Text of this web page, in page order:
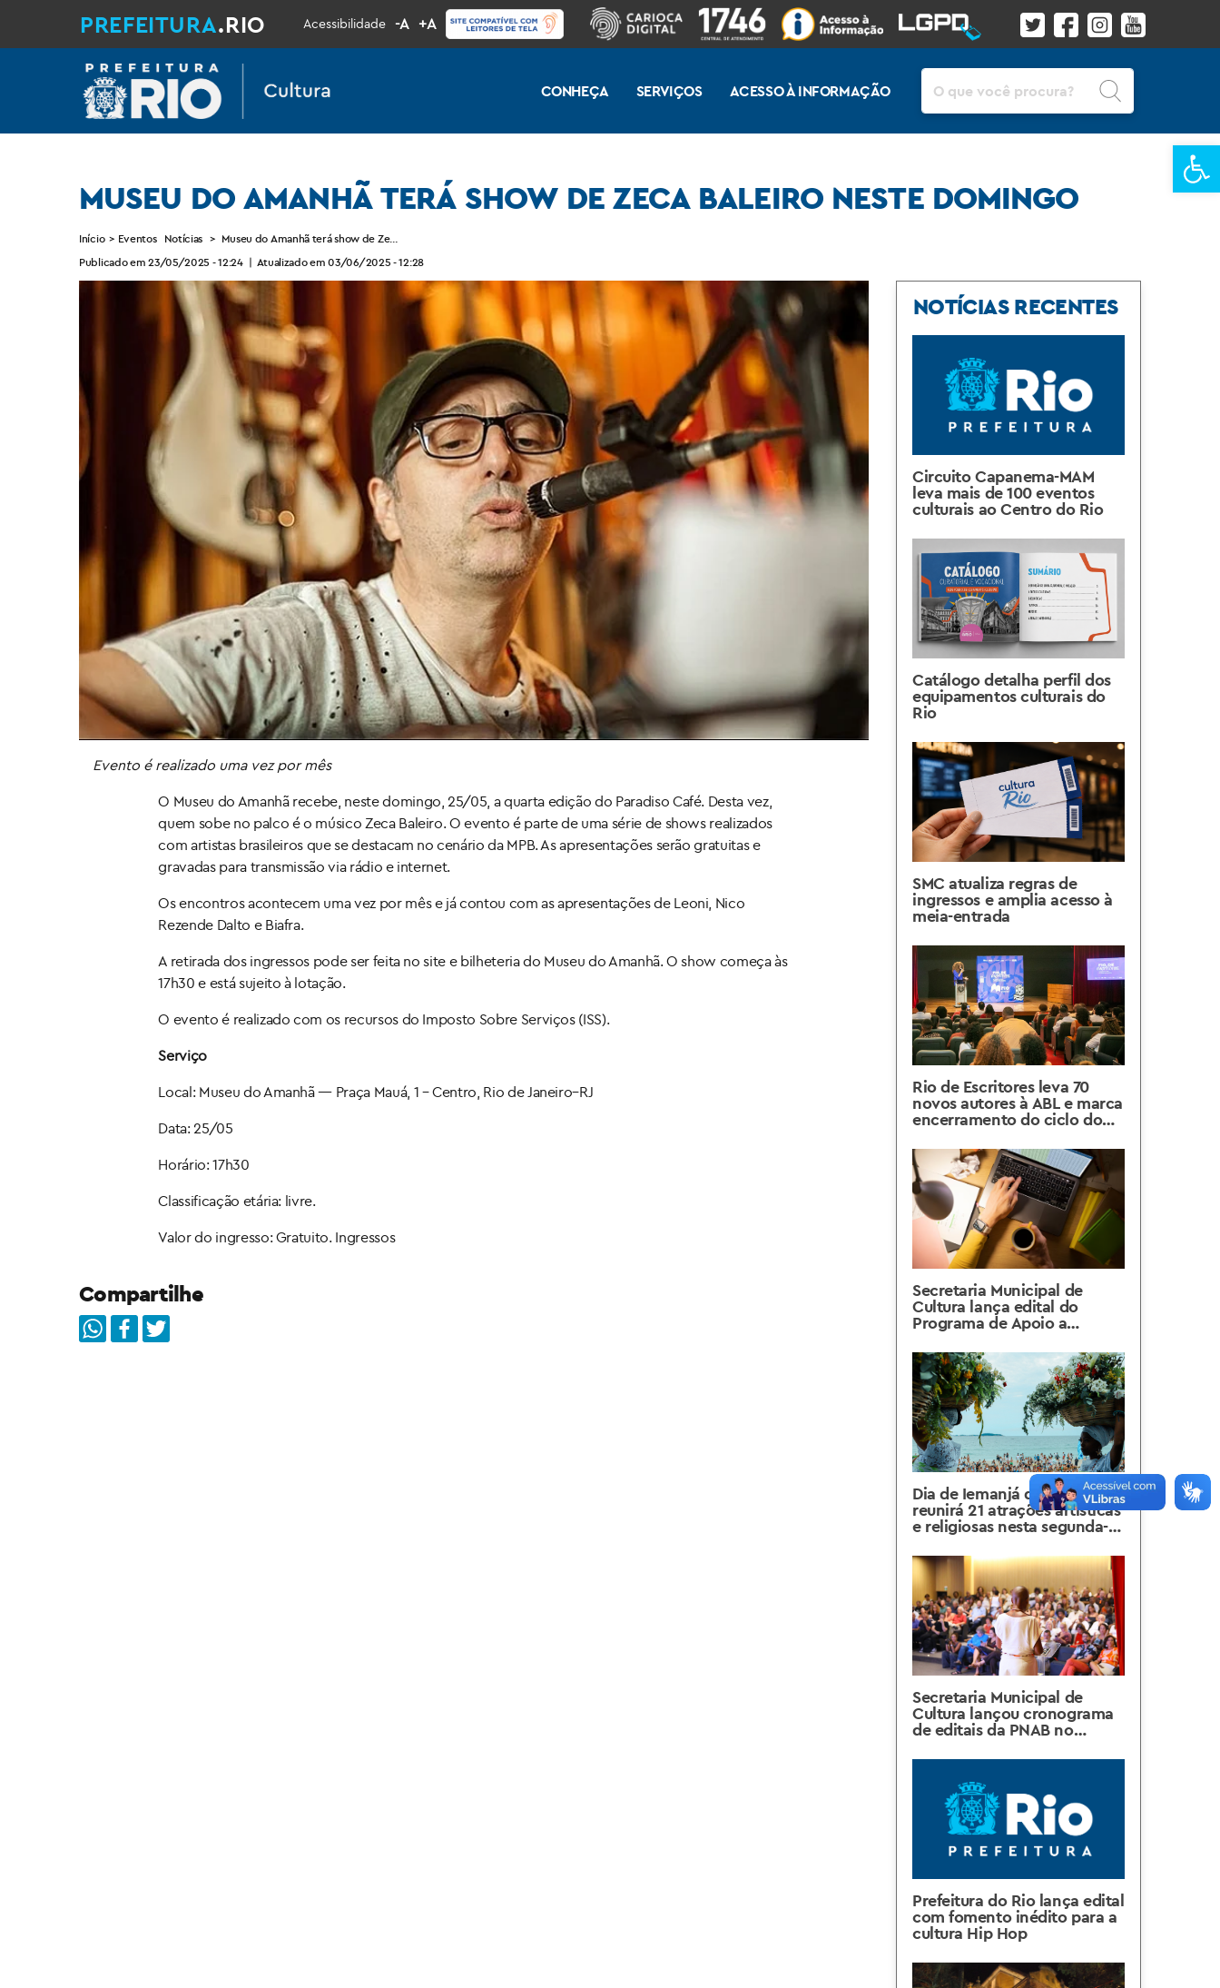
PREFEITURA.RIO Acessibilidade -A +A
CONHEÇA SERVIÇOS ACESSO À INFORMAÇÃO
MUSEU DO AMANHÃ TERÁ SHOW DE ZECA BALEIRO NESTE DOMINGO
Início > Eventos Notícias > Museu do Amanhã terá show de Zeca Baleiro neste domingo
Publicado em 23/05/2025 - 12:24 | Atualizado em 03/06/2025 - 12:28
Evento é realizado uma vez por mês
O Museu do Amanhã recebe, neste domingo, 25/05, a quarta edição do Paradiso Café. Desta vez,
quem sobe no palco é o músico Zeca Baleiro. O evento é parte de uma série de shows realizados
com artistas brasileiros que se destacam no cenário da MPB. As apresentações serão gratuitas e
gravadas para transmissão via rádio e internet.
Os encontros acontecem uma vez por mês e já contou com as apresentações de Leoni, Nico
Rezende Dalto e Biafra.
A retirada dos ingressos pode ser feita no site e bilheteria do Museu do Amanhã. O show começa às
17h30 e está sujeito à lotação.
O evento é realizado com os recursos do Imposto Sobre Serviços (ISS).
Serviço
Local: Museu do Amanhã — Praça Mauá, 1 – Centro, Rio de Janeiro–RJ
Data: 25/05
Horário: 17h30
Classificação etária: livre.
Valor do ingresso: Gratuito. Ingressos
Compartilhe
NOTÍCIAS RECENTES
Circuito Capanema-MAM
leva mais de 100 eventos
culturais ao Centro do Rio
Catálogo detalha perfil dos
equipamentos culturais do
Rio
SMC atualiza regras de
ingressos e amplia acesso à
meia-entrada
Rio de Escritores leva 70
novos autores à ABL e marca
encerramento do ciclo do
Secretaria Municipal de
Cultura lança edital do
Programa de Apoio a
Dia de Iemanjá do Arpoador
reunirá 21 atrações artísticas
e religiosas nesta segunda-
Secretaria Municipal de
Cultura lançou cronograma
de editais da PNAB no
Prefeitura do Rio lança edital
com fomento inédito para a
cultura Hip Hop